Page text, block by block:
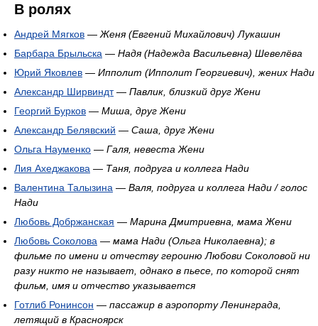
В ролях
Андрей Мягков — Женя (Евгений Михайлович) Лукашин
Барбара Брыльска — Надя (Надежда Васильевна) Шевелёва
Юрий Яковлев — Ипполит (Ипполит Георгиевич), жених Нади
Александр Ширвиндт— Павлик, близкий друг Жени
Георгий Бурков — Миша, друг Жени
Александр Белявский — Саша, друг Жени
Ольга Науменко — Галя, невеста Жени
Лия Ахеджакова — Таня, подруга и коллега Нади
Валентина Талызина — Валя, подруга и коллега Нади / голос
Нади
Любовь Добржанская — Марина Дмитриевна, мама Жени
Любовь Соколова — мама Нади (Ольга Николаевна); в
фильме по имени и отчеству героиню Любови Соколовой ни
разу никто не называет, однако в пьесе, по которой снят
фильм, имя и отчество указывается
Готлиб Ронинсон — пассажир в аэропорту Ленинграда,
летящий в Красноярск